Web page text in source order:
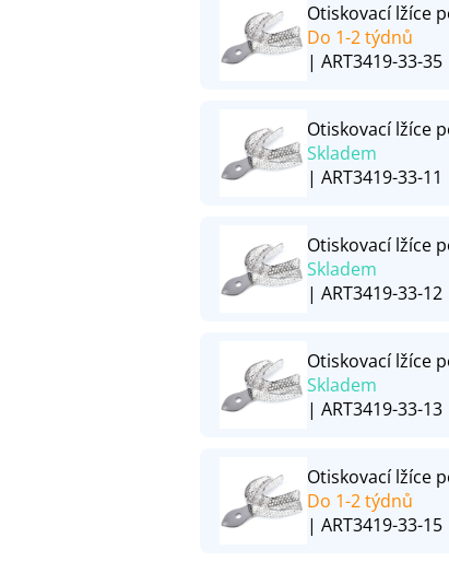
Otiskovací lžíce
Do 1-2 týdnů
| ART3419-33-35
Otiskovací lžíce
Skladem
| ART3419-33-11
Otiskovací lžíce
Skladem
| ART3419-33-12
Otiskovací lžíce
Skladem
| ART3419-33-13
Otiskovací lžíce
Do 1-2 týdnů
| ART3419-33-15